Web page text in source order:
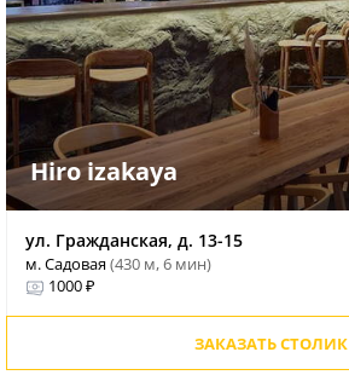
Hiro izakaya
ул. Гражданская, д. 13-15
м. Садовая(430 м, 6 мин)
1000 ₽
ЗАКАЗАТЬ СТОЛИК